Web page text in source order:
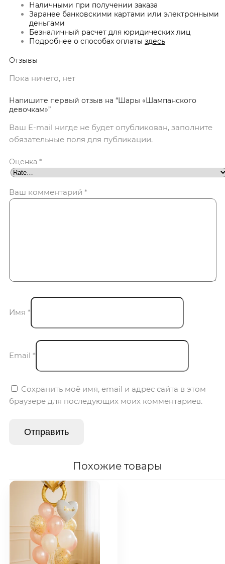
Наличными при получении заказа
Заранее банковскими картами или электронными
деньгами
Безналичный расчет для юридических лиц
Подробнее о способах оплаты здесь
Отзывы
Пока ничего, нет
Напишите первый отзыв на “Шары «Шампанского
девочкам»”
Ваш E-mail нигде не будет опубликован, заполните
обязательные поля для публикации.
Оценка *
Ваш комментарий *
Имя *
Email *
Сохранить моё имя, email и адрес сайта в этом
браузере для последующих моих комментариев.
Похожие товары